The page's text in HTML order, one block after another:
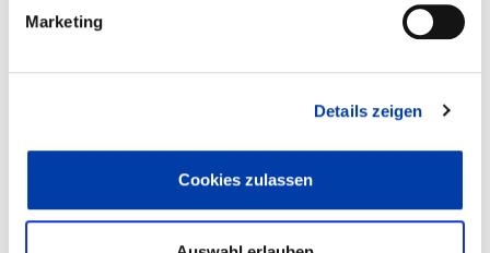
Marketing
Details zeigen
Cookies zulassen
WIRTSCHAFTSZWEIGE: